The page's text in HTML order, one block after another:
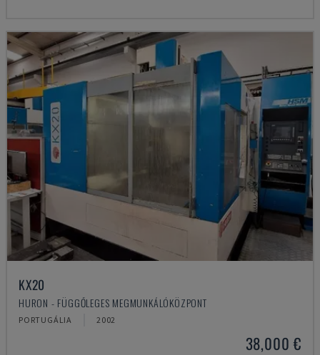
KX20
HURON - FÜGGŐLEGES MEGMUNKÁLÓKÖZPONT
PORTUGÁLIA 2002
38,000 €